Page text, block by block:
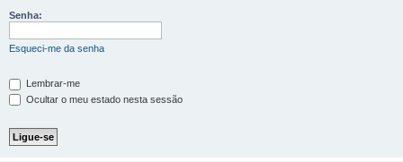
Senha:
Esqueci-me da senha
Lembrar-me
Ocultar o meu estado nesta sessão